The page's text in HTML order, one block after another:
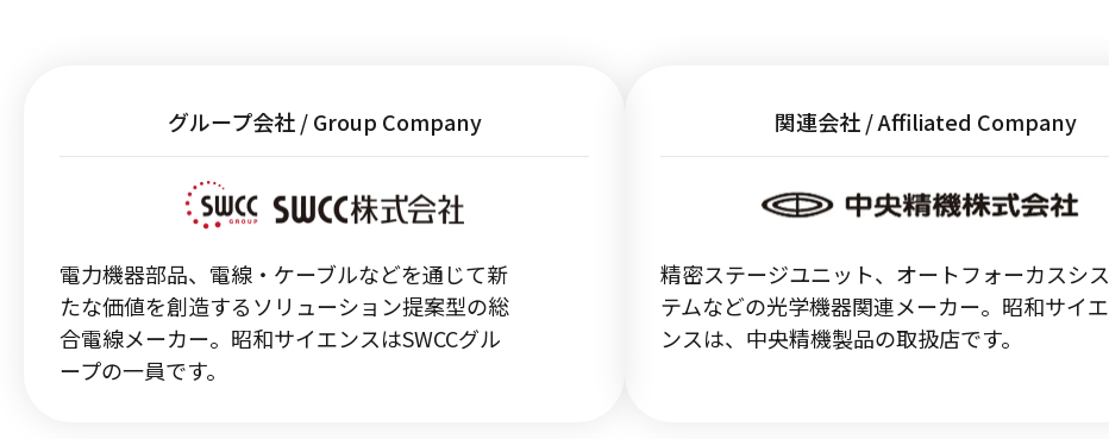
グループ会社 / Group Company
電力機器部品、電線・ケーブルなどを通じて新
たな価値を創造するソリューション提案型の総
合電線メーカー。昭和サイエンスはSWCCグル
ープの一員です。
関連会社 / Affiliated Company
精密ステージユニット、オートフォーカスシス
テムなどの光学機器関連メーカー。昭和サイエ
ンスは、中央精機製品の取扱店です。